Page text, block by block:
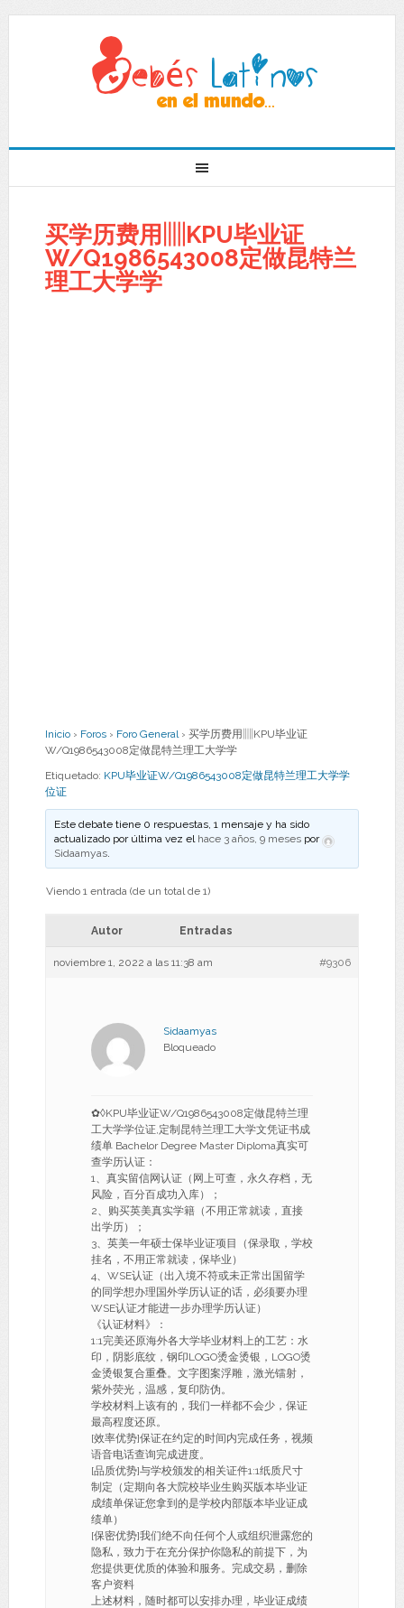
买学历费用▥KPU毕业证
W/Q1986543008定做昆特兰
理工大学学
Inicio › Foros › Foro General › 买学历费用▥KPU毕业证
W/Q1986543008定做昆特兰理工大学学
Etiquetado: KPU毕业证W/Q1986543008定做昆特兰理工大学学
位证
Este debate tiene 0 respuestas, 1 mensaje y ha sido
actualizado por última vez el hace 3 años, 9 meses por
Sidaamyas.
Viendo 1 entrada (de un total de 1)
Autor Entradas
noviembre 1, 2022 a las 11:38 am #9306
Sidaamyas
Bloqueado
✿◊KPU毕业证W/Q1986543008定做昆特兰理
工大学学位证,定制昆特兰理工大学文凭证书成
绩单 Bachelor Degree Master Diploma真实可
查学历认证：
1、真实留信网认证（网上可查，永久存档，无
风险，百分百成功入库）；
2、购买英美真实学籍（不用正常就读，直接
出学历）；
3、英美一年硕士保毕业证项目（保录取，学校
挂名，不用正常就读，保毕业）
4、WSE认证（出入境不符或未正常出国留学
的同学想办理国外学历认证的话，必须要办理
WSE认证才能进一步办理学历认证）
《认证材料》：
1:1完美还原海外各大学毕业材料上的工艺：水
印，阴影底纹，钢印LOGO烫金烫银，LOGO烫
金烫银复合重叠。文字图案浮雕，激光镭射，
紫外荧光，温感，复印防伪。
学校材料上该有的，我们一样都不会少，保证
最高程度还原。
[效率优势]保证在约定的时间内完成任务，视频
语音电话查询完成进度。
[品质优势]与学校颁发的相关证件1:1纸质尺寸
制定（定期向各大院校毕业生购买版本毕业证
成绩单保证您拿到的是学校内部版本毕业证成
绩单）
[保密优势]我们绝不向任何个人或组织泄露您的
隐私，致力于在充分保护你隐私的前提下，为
您提供更优质的体验和服务。完成交易，删除
客户资料
上述材料，随时都可以安排办理，毕业证成绩